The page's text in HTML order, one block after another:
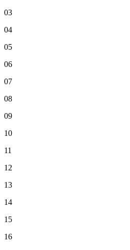
03
04
05
06
07
08
09
10
11
12
13
14
15
16